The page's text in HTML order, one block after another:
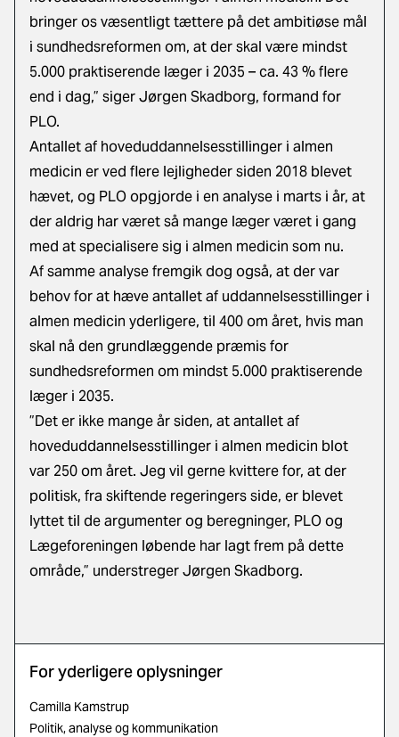
bringer os væsentligt tættere på det ambitiøse mål
i sundhedsreformen om, at der skal være mindst
5.000 praktiserende læger i 2035 – ca. 43 % flere
end i dag,” siger Jørgen Skadborg, formand for
PLO.
Antallet af hoveduddannelsesstillinger i almen
medicin er ved flere lejligheder siden 2018 blevet
hævet, og PLO opgjorde i en analyse i marts i år, at
der aldrig har været så mange læger været i gang
med at specialisere sig i almen medicin som nu.
Af samme analyse fremgik dog også, at der var
behov for at hæve antallet af uddannelsesstillinger i
almen medicin yderligere, til 400 om året, hvis man
skal nå den grundlæggende præmis for
sundhedsreformen om mindst 5.000 praktiserende
læger i 2035.
”Det er ikke mange år siden, at antallet af
hoveduddannelsesstillinger i almen medicin blot
var 250 om året. Jeg vil gerne kvittere for, at der
politisk, fra skiftende regeringers side, er blevet
lyttet til de argumenter og beregninger, PLO og
Lægeforeningen løbende har lagt frem på dette
område,” understreger Jørgen Skadborg.
For yderligere oplysninger
Camilla Kamstrup
Politik, analyse og kommunikation